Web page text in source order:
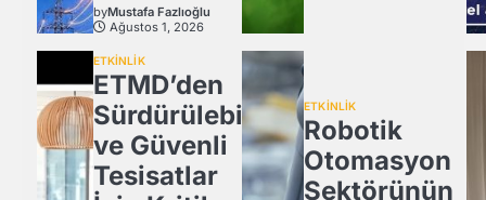
byMustafa Fazlıoğlu
Ağustos 1, 2026
ETKİNLİK
ETMD’den
Sürdürülebilir
ve Güvenli
Tesisatlar
ETKİNLİK
Robotik
Otomasyon
Sektörünün